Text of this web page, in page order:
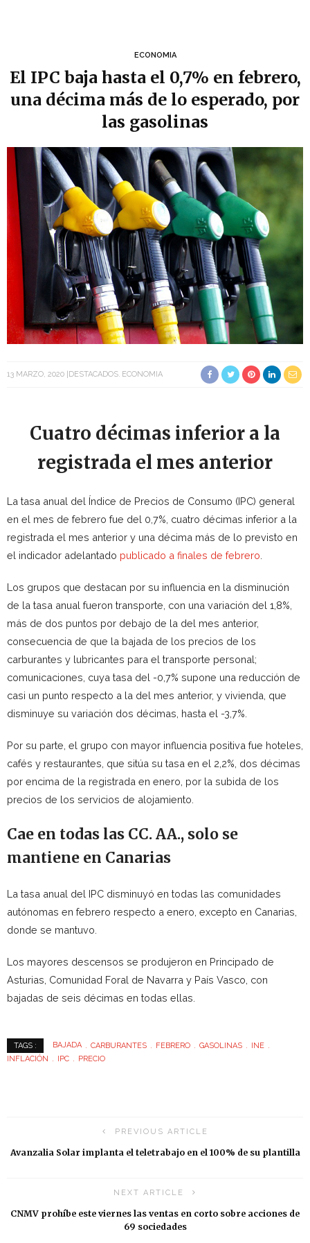
ECONOMIA
El IPC baja hasta el 0,7% en febrero,
una décima más de lo esperado, por
las gasolinas
13 MARZO, 2020 DESTACADOS ECONOMIA
Cuatro décimas inferior a la
registrada el mes anterior
La tasa anual del Índice de Precios de Consumo (IPC) general
en el mes de febrero fue del 0,7%, cuatro décimas inferior a la
registrada el mes anterior y una décima más de lo previsto en
el indicador adelantado publicado a finales de febrero.
Los grupos que destacan por su influencia en la disminución
de la tasa anual fueron transporte, con una variación del 1,8%,
más de dos puntos por debajo de la del mes anterior,
consecuencia de que la bajada de los precios de los
carburantes y lubricantes para el transporte personal;
comunicaciones, cuya tasa del -0,7% supone una reducción de
casi un punto respecto a la del mes anterior, y vivienda, que
disminuye su variación dos décimas, hasta el -3,7%.
Por su parte, el grupo con mayor influencia positiva fue hoteles,
cafés y restaurantes, que sitúa su tasa en el 2,2%, dos décimas
por encima de la registrada en enero, por la subida de los
precios de los servicios de alojamiento.
Cae en todas las CC. AA., solo se
mantiene en Canarias
La tasa anual del IPC disminuyó en todas las comunidades
autónomas en febrero respecto a enero, excepto en Canarias,
donde se mantuvo.
Los mayores descensos se produjeron en Principado de
Asturias, Comunidad Foral de Navarra y País Vasco, con
bajadas de seis décimas en todas ellas.
TAGS : BAJADA CARBURANTES FEBRERO GASOLINAS
INE
INFLACIÓN
IPC PRECIO
PREVIOUS ARTICLE
Avanzalia Solar implanta el teletrabajo en el 100% de su plantilla
NEXT ARTICLE
CNMV prohíbe este viernes las ventas en corto sobre acciones de
69 sociedades